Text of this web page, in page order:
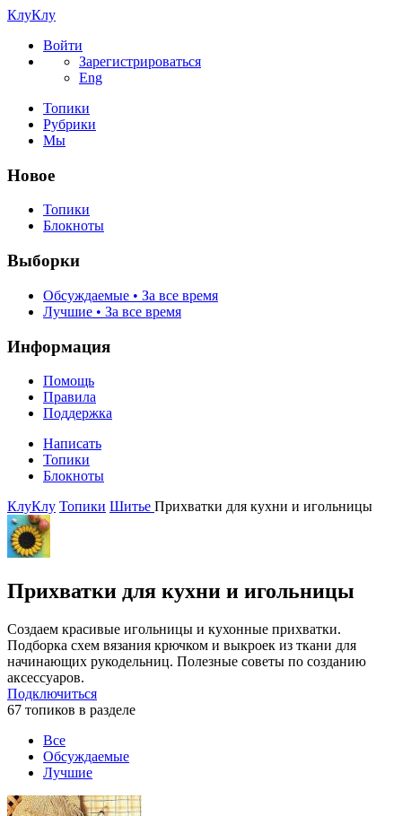
КлуКлу
Войти
Зарегистрироваться
Eng
Топики
Рубрики
Мы
Новое
Топики
Блокноты
Выборки
Обсуждаемые • За все время
Лучшие • За все время
Информация
Помощь
Правила
Поддержка
Написать
Топики
Блокноты
КлуКлу Топики Шитье Прихватки для кухни и игольницы
Прихватки для кухни и игольницы
Создаем красивые игольницы и кухонные прихватки.
Подборка схем вязания крючком и выкроек из ткани для
начинающих рукодельниц. Полезные советы по созданию
аксессуаров.
Подключиться
67 топиков в разделе
Все
Обсуждаемые
Лучшие